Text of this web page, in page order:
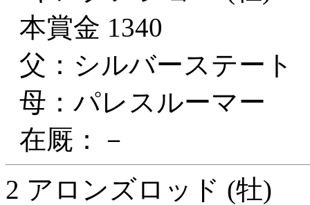
本賞金 1340
父：シルバーステート
母：パレスルーマー
在厩：－
2 アロンズロッド (牡)